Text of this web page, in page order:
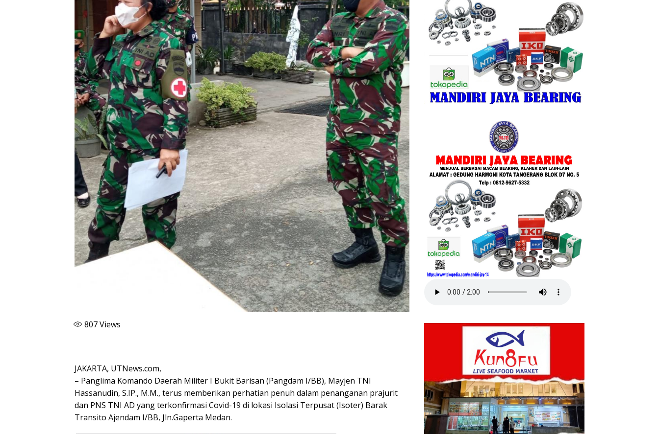
807Views
JAKARTA, UTNews.com,
– Panglima Komando Daerah Militer I Bukit Barisan (Pangdam I/BB), Mayjen TNI
Hassanudin, S.IP., M.M., terus memberikan perhatian penuh dalam penanganan prajurit
dan PNS TNI AD yang terkonfirmasi Covid-19 di lokasi Isolasi Terpusat (Isoter) Barak
Transito Ajendam I/BB, Jln.Gaperta Medan.